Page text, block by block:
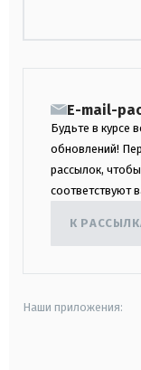
E-mail-
Будьте в курсе
обновлений!
рассылок,
соответствуют
К
Наши приложения: